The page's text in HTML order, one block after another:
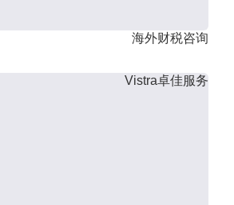
海外财税咨询
Vistra卓佳服务